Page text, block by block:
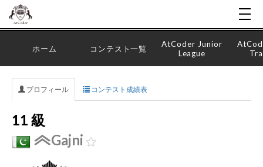
ホーム コンテスト一覧
AtCoder Junior
League
プロフィール コンテスト成績表
11 級
Gajni